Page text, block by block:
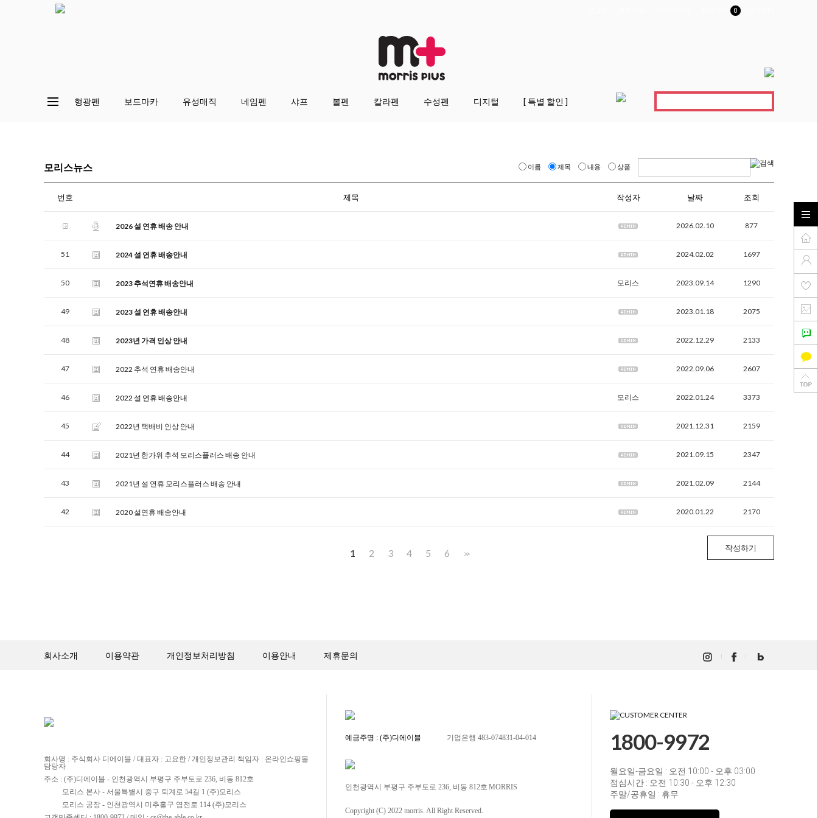
0
형광펜 보드마카 유성매직 네임펜 샤프 볼펜 칼라펜 수성펜 디지털 [ 특별 할인 ]
모리스뉴스 이름 제목 내용 상품
번호 제목 작성자 날짜 조회
2026 설 연휴 배송 안내 2026.02.10 877
51 2024 설 연휴 배송안내 2024.02.02 1697
50 2023 추석연휴 배송안내 모리스 2023.09.14 1290
49 2023 설 연휴 배송안내 2023.01.18 2075
48 2023년 가격 인상 안내 2022.12.29 2133
47 2022 추석 연휴 배송안내 2022.09.06 2607
46 2022 설 연휴 배송안내 모리스 2022.01.24 3373
45 2022년 택배비 인상 안내 2021.12.31 2159
44 2021년 한가위 추석 모리스플러스 배송 안내 2021.09.15 2347
43 2021년 설 연휴 모리스플러스 배송 안내 2021.02.09 2144
42 2020 설연휴 배송안내 2020.01.22 2170
작성하기
1 2 3 4 5 6 >>
회사소개 이용약관 개인정보처리방침 이용안내 제휴문의
회사명 : 주식회사 디에이블 / 대표자 : 고요한 / 개인정보관리 책임자 : 온라인쇼핑몰
담당자
주소 : (주)디에이블 - 인천광역시 부평구 주부토로 236, 비동 812호
모리스 본사 - 서울특별시 중구 퇴계로 54길 1 (주)모리스
모리스 공장 - 인천광역시 미추홀구 염전로 114 (주)모리스
예금주명 : (주)디에이블 기업은행 483-074831-04-014
인천광역시 부평구 주부토로 236, 비동 812호 MORRIS
Copyright (C) 2022 morris. All Right Reserved.
1800-9972
월요일-금요일 : 오전 10:00 - 오후 03:00
점심시간 : 오전 10:30 - 오후 12:30
주말/공휴일 : 휴무